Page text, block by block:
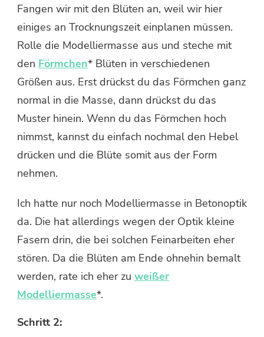
Fangen wir mit den Blüten an, weil wir hier
einiges an Trocknungszeit einplanen müssen.
Rolle die Modelliermasse aus und steche mit
den Förmchen* Blüten in verschiedenen
Größen aus. Erst drückst du das Förmchen ganz
normal in die Masse, dann drückst du das
Muster hinein. Wenn du das Förmchen hoch
nimmst, kannst du einfach nochmal den Hebel
drücken und die Blüte somit aus der Form
nehmen.
Ich hatte nur noch Modelliermasse in Betonoptik
da. Die hat allerdings wegen der Optik kleine
Fasern drin, die bei solchen Feinarbeiten eher
stören. Da die Blüten am Ende ohnehin bemalt
werden, rate ich eher zu weißer
Modelliermasse*.
Schritt 2: